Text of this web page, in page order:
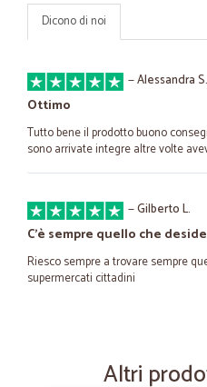
Dicono di noi
—Alessandra S.
Ottimo
Tutto bene il prodotto buono
sono arrivate integre altre volte
—Gilberto L.
C’è sempre quello che
Riesco sempre a trovare sempre
supermercati cittadini
Veloce, un po' cara
Altri